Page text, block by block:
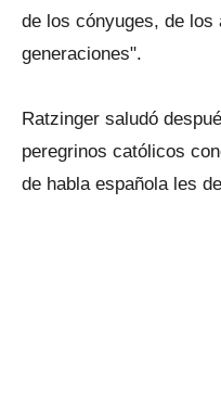
de los cónyuges, de los
generaciones".
Ratzinger saludó
peregrinos católicos
de habla española les